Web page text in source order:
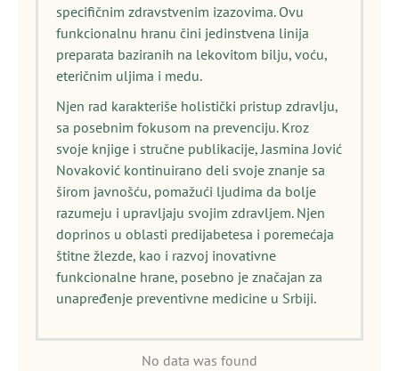
specifičnim zdravstvenim izazovima. Ovu
funkcionalnu hranu čini jedinstvena linija
preparata baziranih na lekovitom bilju, voću,
eteričnim uljima i medu.
Njen rad karakteriše holistički pristup zdravlju,
sa posebnim fokusom na prevenciju. Kroz
svoje knjige i stručne publikacije, Jasmina Jović
Novaković kontinuirano deli svoje znanje sa
širom javnošću, pomažući ljudima da bolje
razumeju i upravljaju svojim zdravljem. Njen
doprinos u oblasti predijabetesa i poremećaja
štitne žlezde, kao i razvoj inovativne
funkcionalne hrane, posebno je značajan za
unapređenje preventivne medicine u Srbiji.
No data was found